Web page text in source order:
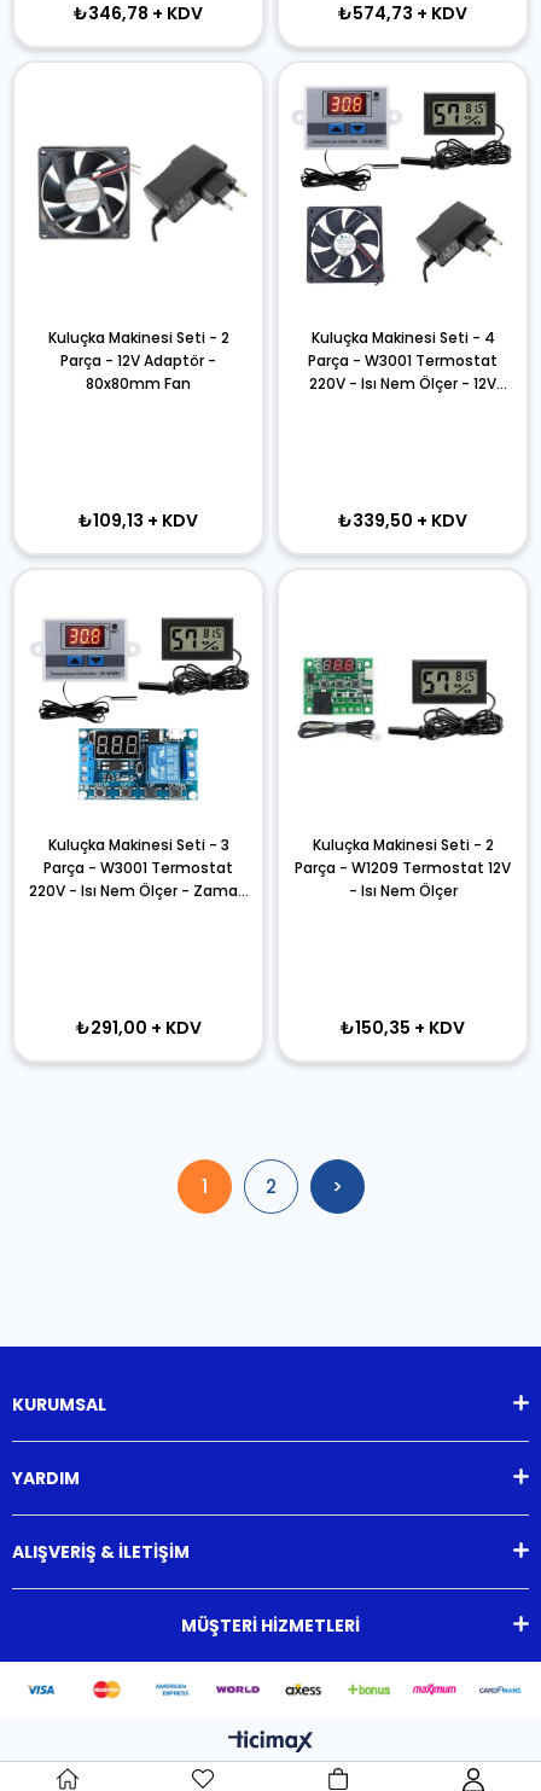
₺346,78 + KDV ₺574,73 + KDV
Kuluçka Makinesi Seti - 2
Parça - 12V Adaptör -
80x80mm Fan
₺109,13 + KDV
Kuluçka Makinesi Seti - 4
Parça - W3001 Termostat
220V - Isı Nem Ölçer - 12V
₺339,50 + KDV
Kuluçka Makinesi Seti - 3
Parça - W3001 Termostat
220V - Isı Nem Ölçer - Zaman
₺291,00 + KDV
Kuluçka Makinesi Seti - 2
Parça - W1209 Termostat 12V
- Isı Nem Ölçer
₺150,35 + KDV
1 2 >
KURUMSAL
YARDIM
ALIŞVERİŞ & İLETİŞİM
MÜŞTERİ HİZMETLERİ